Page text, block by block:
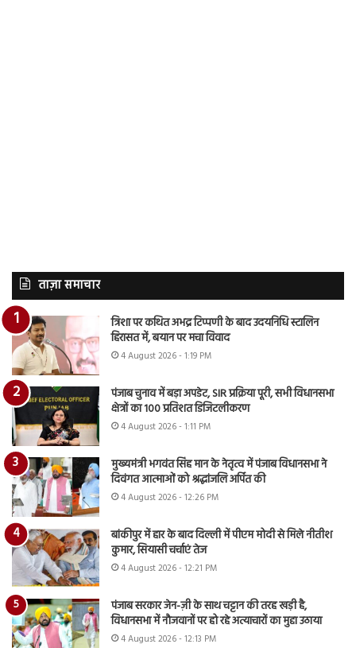
ताज़ा समाचार
त्रिशा पर कथित अभद्र टिप्पणी के बाद उदयनिधि स्टालिन
हिरासत में, बयान पर मचा विवाद
4 August 2026 - 1:19 PM
पंजाब चुनाव में बड़ा अपडेट, SIR प्रक्रिया पूरी, सभी विधानसभा
क्षेत्रों का 100 प्रतिशत डिजिटलीकरण
4 August 2026 - 1:11 PM
मुख्यमंत्री भगवंत सिंह मान के नेतृत्व में पंजाब विधानसभा ने
दिवंगत आत्माओं को श्रद्धांजलि अर्पित की
4 August 2026 - 12:26 PM
बांकीपुर में हार के बाद दिल्ली में पीएम मोदी से मिले नीतीश
कुमार, सियासी चर्चाएं तेज
4 August 2026 - 12:21 PM
पंजाब सरकार जेन-ज़ी के साथ चट्टान की तरह खड़ी है,
विधानसभा में नौजवानों पर हो रहे अत्याचारों का मुद्दा उठाया
4 August 2026 - 12:13 PM